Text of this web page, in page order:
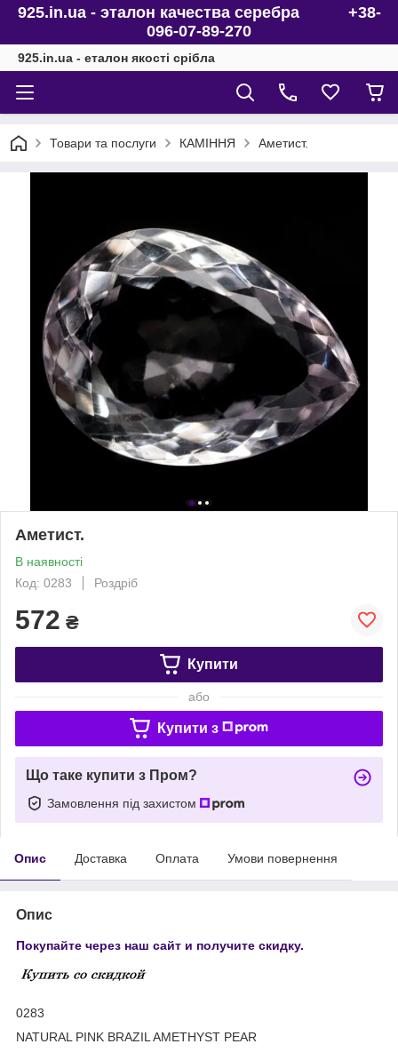
925.in.ua - эталон качества серебра +38-
096-07-89-270
925.in.ua - еталон якості срібла
Товари та послуги КАМІННЯ Аметист.
Аметист.
В наявності
Код: 0283
Роздріб
572 ₴
Купити
або
Купити з
Що таке купити з Пром?
Замовлення під захистом
Опис Доставка Оплата Умови повернення
Опис
Покупайте через наш сайт и получите скидку.
0283
NATURAL PINK BRAZIL AMETHYST PEAR